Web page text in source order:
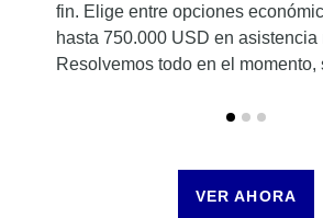
fin. Elige entre opciones
hasta 750.000 USD en asistencia
Resolvemos todo en el momento,
VER AHORA